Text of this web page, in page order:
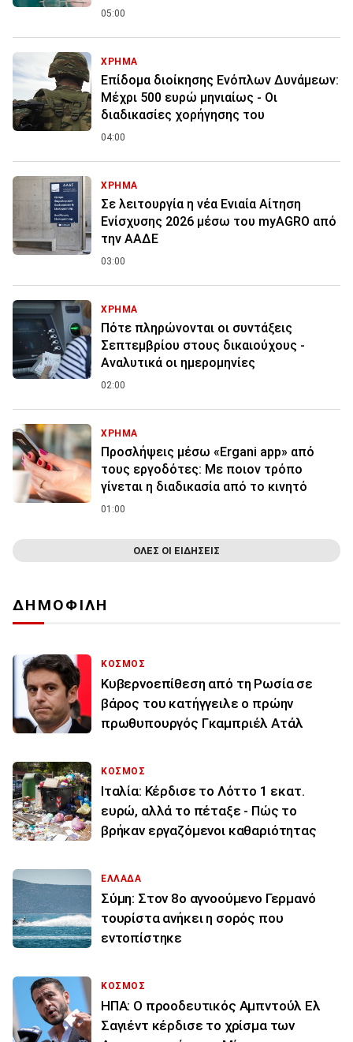
05:00
ΧΡΗΜΑ
Επίδομα διοίκησης Ενόπλων Δυνάμεων:
Μέχρι 500 ευρώ μηνιαίως - Οι
διαδικασίες χορήγησης του
04:00
ΧΡΗΜΑ
Σε λειτουργία η νέα Ενιαία Αίτηση
Ενίσχυσης 2026 μέσω του myAGRO από
την ΑΑΔΕ
03:00
ΧΡΗΜΑ
Πότε πληρώνονται οι συντάξεις
Σεπτεμβρίου στους δικαιούχους -
Αναλυτικά οι ημερομηνίες
02:00
ΧΡΗΜΑ
Προσλήψεις μέσω «Ergani app» από
τους εργοδότες: Με ποιον τρόπο
γίνεται η διαδικασία από το κινητό
01:00
ΟΛΕΣ ΟΙ ΕΙΔΗΣΕΙΣ
ΔΗΜΟΦΙΛΗ
ΚΟΣΜΟΣ
Κυβερνοεπίθεση από τη Ρωσία σε
βάρος του κατήγγειλε ο πρώην
πρωθυπουργός Γκαμπριέλ Ατάλ
ΚΟΣΜΟΣ
Ιταλία: Κέρδισε το Λόττο 1 εκατ.
ευρώ, αλλά το πέταξε - Πώς το
βρήκαν εργαζόμενοι καθαριότητας
ΕΛΛΑΔΑ
Σύμη: Στον 8ο αγνοούμενο Γερμανό
τουρίστα ανήκει η σορός που
εντοπίστηκε
ΚΟΣΜΟΣ
ΗΠΑ: Ο προοδευτικός Αμπντούλ Ελ
Σαγιέντ κέρδισε το χρίσμα των